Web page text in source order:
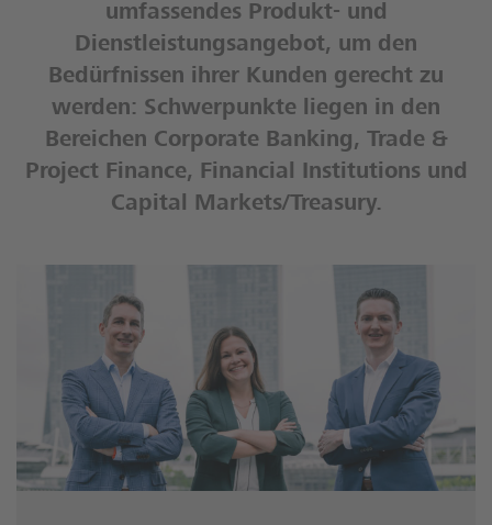
umfassendes Produkt- und
Dienstleistungsangebot, um den
Bedürfnissen ihrer Kunden gerecht zu
werden: Schwerpunkte liegen in den
Bereichen Corporate Banking, Trade &
Project Finance, Financial Institutions und
Capital Markets/Treasury.